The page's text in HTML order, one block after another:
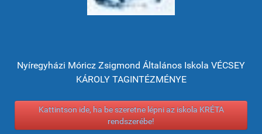
Nyíregyházi Móricz Zsigmond Általános Iskola VÉCSEY
KÁROLY TAGINTÉZMÉNYE
Kattintson ide, ha be szeretne lépni az iskola KRÉTA
rendszerébe!